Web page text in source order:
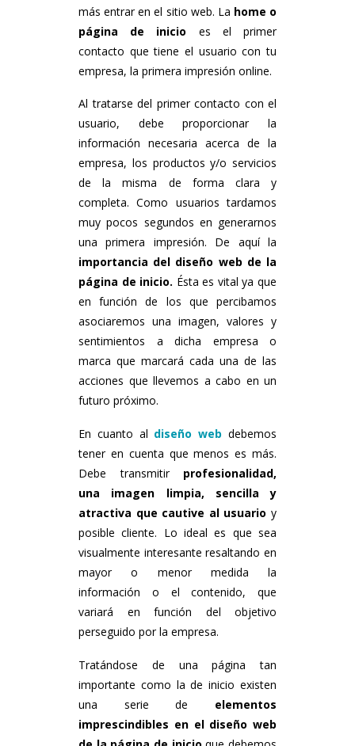
más entrar en el sitio web. La home o
página de inicio es el primer
contacto que tiene el usuario con tu
empresa, la primera impresión online.
Al tratarse del primer contacto con el
usuario, debe proporcionar la
información necesaria acerca de la
empresa, los productos y/o servicios
de la misma de forma clara y
completa. Como usuarios tardamos
muy pocos segundos en generarnos
una primera impresión. De aquí la
importancia del diseño web de la
página de inicio. Ésta es vital ya que
en función de los que percibamos
asociaremos una imagen, valores y
sentimientos a dicha empresa o
marca que marcará cada una de las
acciones que llevemos a cabo en un
futuro próximo.
En cuanto al diseño web debemos
tener en cuenta que menos es más.
Debe transmitir profesionalidad,
una imagen limpia, sencilla y
atractiva que cautive al usuario y
posible cliente. Lo ideal es que sea
visualmente interesante resaltando en
mayor o menor medida la
información o el contenido, que
variará en función del objetivo
perseguido por la empresa.
Tratándose de una página tan
importante como la de inicio existen
una serie de elementos
imprescindibles en el diseño web